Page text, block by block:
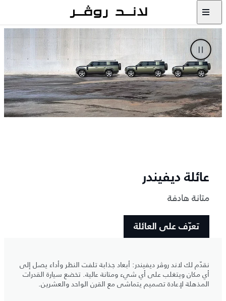
عائلة ديفيندر
متانة هادفة
تعرّف على العائلة
نقدّم لك لاند روڤر ديفيندر: أبعاد جذابة تلفت النظر وأداء يصل إلى
أي مكان ويتغلب على أي شيء ومتانة عالية. تخضع سيارة القدرات
المذهلة لإعادة تصميم يتماشى مع القرن الواحد والعشرين.